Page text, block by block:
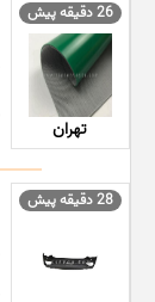
26 دقیقه پیش
تهران
28 دقیقه پیش